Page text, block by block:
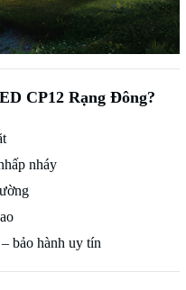
CP12 Rạng Đông?
nháy
bảo hành uy tín